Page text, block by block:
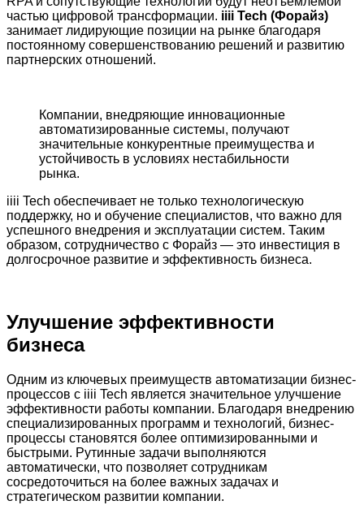
частью цифровой трансформации. iiii Tech (Форайз)
занимает лидирующие позиции на рынке благодаря
постоянному совершенствованию решений и развитию
партнерских отношений.
Компании, внедряющие инновационные
автоматизированные системы, получают
значительные конкурентные преимущества и
устойчивость в условиях нестабильности
рынка.
iiii Tech обеспечивает не только технологическую
поддержку, но и обучение специалистов, что важно для
успешного внедрения и эксплуатации систем. Таким
образом, сотрудничество с Форайз — это инвестиция в
долгосрочное развитие и эффективность бизнеса.
Улучшение эффективности
бизнеса
Одним из ключевых преимуществ автоматизации бизнес-
процессов с iiii Tech является значительное улучшение
эффективности работы компании. Благодаря внедрению
специализированных программ и технологий, бизнес-
процессы становятся более оптимизированными и
быстрыми. Рутинные задачи выполняются
автоматически, что позволяет сотрудникам
сосредоточиться на более важных задачах и
стратегическом развитии компании.